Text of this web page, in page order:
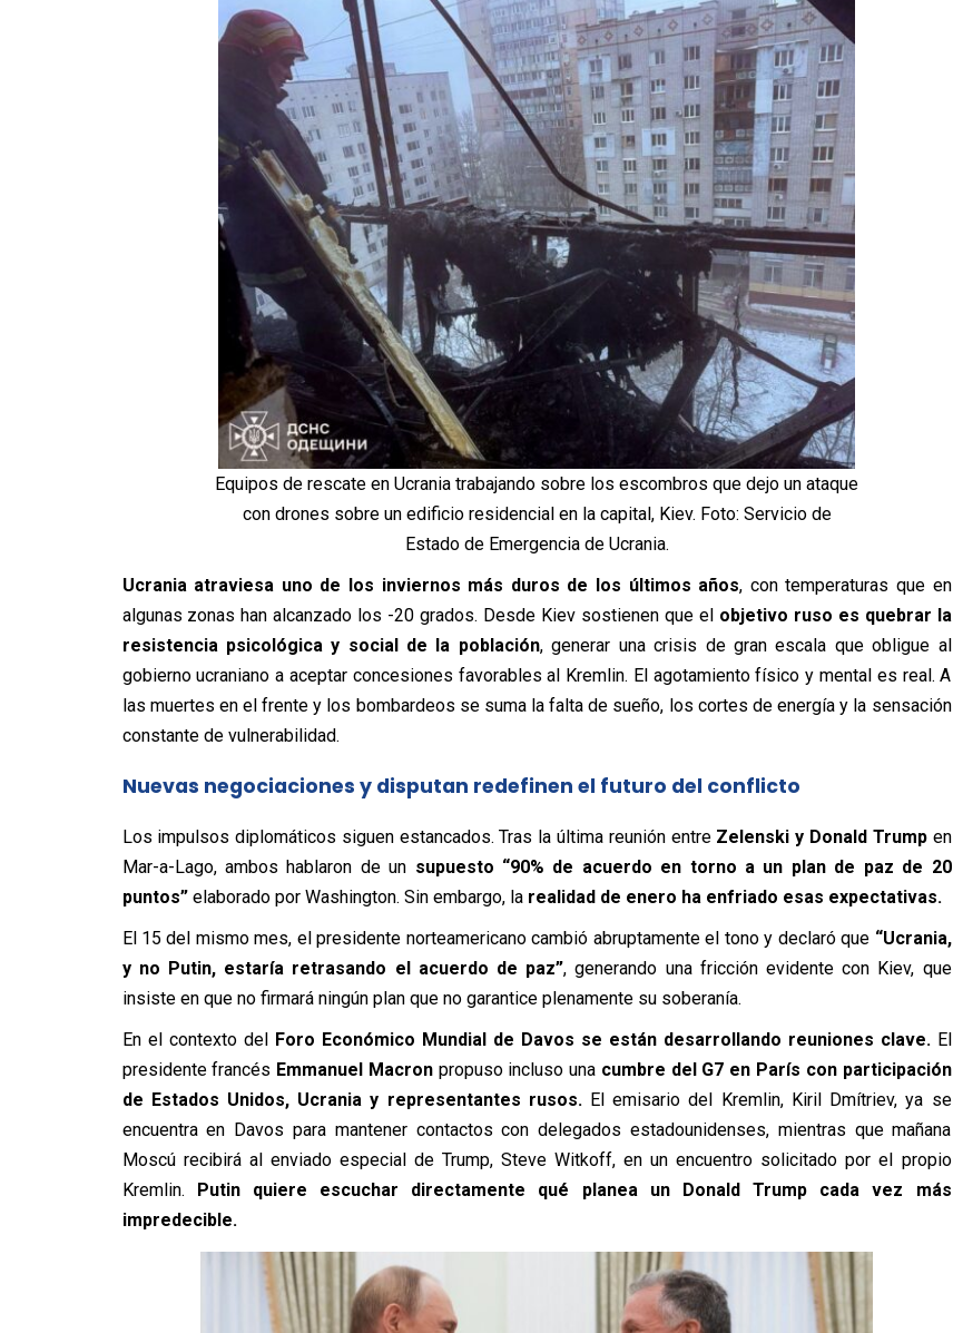
Equipos de rescate en Ucrania trabajando sobre los escombros que dejo un ataque
con drones sobre un edificio residencial en la capital, Kiev. Foto: Servicio de
Estado de Emergencia de Ucrania.
Ucrania atraviesa uno de los inviernos más duros de los últimos años, con temperaturas que en
algunas zonas han alcanzado los -20 grados. Desde Kiev sostienen que elobjetivo ruso es quebrar la
resistencia psicológica y social de la población, generar una crisis de gran escala que obligue al
gobierno ucraniano a aceptar concesiones favorables al Kremlin. El agotamiento físico y mental es real. A
las muertes en el frente y los bombardeos se suma la falta de sueño, los cortes de energía y la sensación
constante de vulnerabilidad.
Nuevas negociaciones y disputan redefinen el futuro del conflicto
Los impulsos diplomáticos siguen estancados. Tras la última reunión entre Zelenski y Donald Trumpen
Mar-a-Lago, ambos hablaron de un supuesto “90% de acuerdo en torno a un plan de paz de 20
puntos” elaborado por Washington. Sin embargo, larealidad de enero ha enfriado esas expectativas.
El 15 del mismo mes, el presidente norteamericano cambió abruptamente el tono y declaró que “Ucrania,
y no Putin, estaría retrasando el acuerdo de paz”, generando una fricción evidente con Kiev, que
insiste en que no firmará ningún plan que no garantice plenamente su soberanía.
En el contexto del Foro Económico Mundial de Davos se están desarrollando reuniones clave.El
presidente francés Emmanuel Macron propuso incluso una cumbre del G7 en París con participación
de Estados Unidos, Ucrania y representantes rusos.El emisario del Kremlin, Kiril Dmítriev, ya se
encuentra en Davos para mantener contactos con delegados estadounidenses, mientras que mañana
Moscú recibirá al enviado especial de Trump, Steve Witkoff, en un encuentro solicitado por el propio
Kremlin. Putin quiere escuchar directamente qué planea un Donald Trump cada vez más
impredecible.